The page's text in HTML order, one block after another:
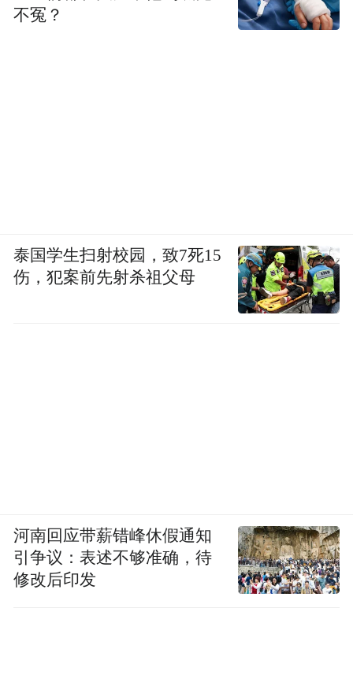
不冤？
泰国学生扫射校园，致7死15
伤，犯案前先射杀祖父母
河南回应带薪错峰休假通知
引争议：表述不够准确，待
修改后印发